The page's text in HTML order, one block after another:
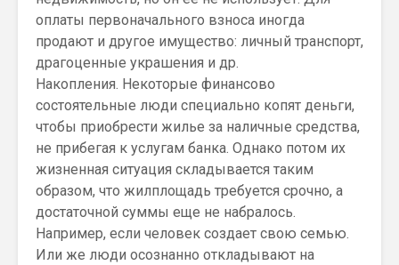
оплаты первоначального взноса иногда
продают и другое имущество: личный транспорт,
драгоценные украшения и др.
Накопления. Некоторые финансово
состоятельные люди специально копят деньги,
чтобы приобрести жилье за наличные средства,
не прибегая к услугам банка. Однако потом их
жизненная ситуация складывается таким
образом, что жилплощадь требуется срочно, а
достаточной суммы еще не набралось.
Например, если человек создает свою семью.
Или же люди осознанно откладывают на